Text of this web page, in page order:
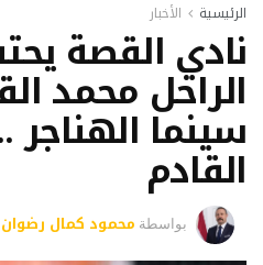
الرئيسية الأخبار
نادي القصة
الراحل محمد
سينما
القادم
بواسطة محمود كمال رضوان